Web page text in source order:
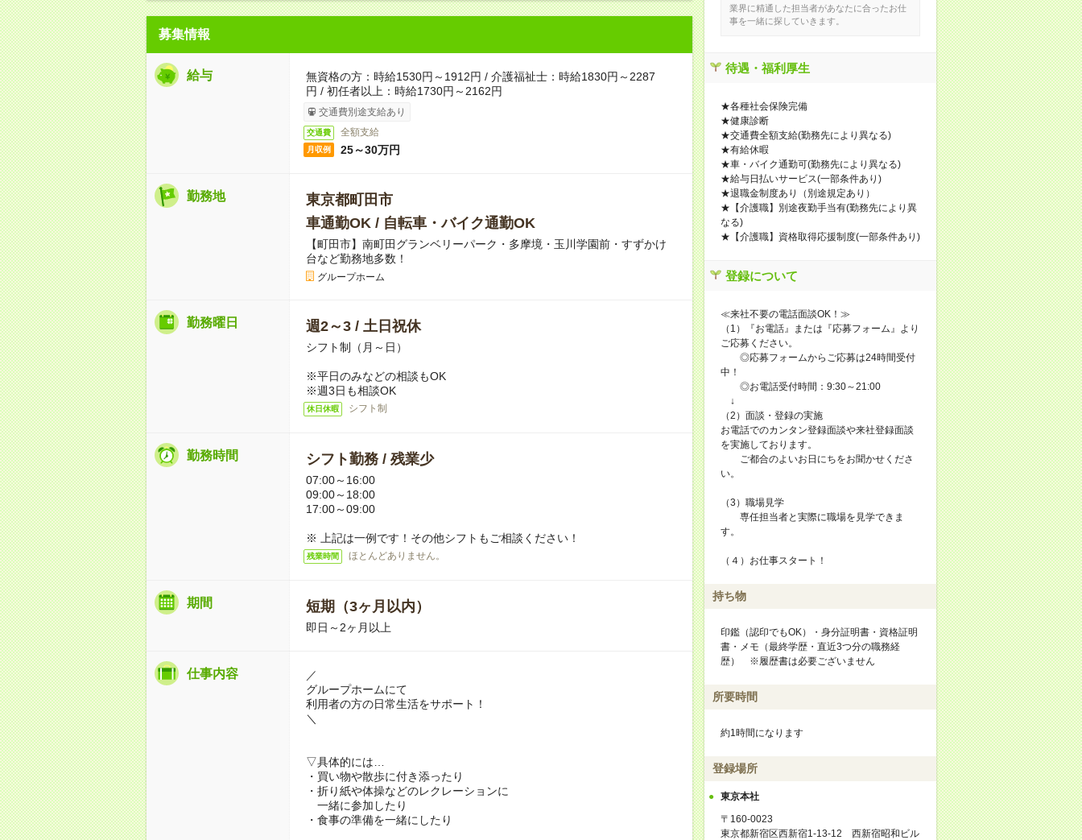
募集情報
給与
無資格の方：時給1530円～1912円 / 介護福祉士：時給1830円～2287
円 / 初任者以上：時給1730円～2162円
交通費別途支給あり
交通費 全額支給
月収例 25～30万円
勤務地
東京都町田市
車通勤OK / 自転車・バイク通勤OK
【町田市】南町田グランベリーパーク・多摩境・玉川学園前・すずかけ
台など勤務地多数！
グループホーム
勤務曜日 週2～3 / 土日祝休
シフト制（月～日）
※平日のみなどの相談もOK
※週3日も相談OK
休日休暇 シフト制
勤務時間 シフト勤務 / 残業少
07:00～16:00
09:00～18:00
17:00～09:00
※ 上記は一例です！その他シフトもご相談ください！
残業時間 ほとんどありません。
期間 短期（3ヶ月以内）
即日～2ヶ月以上
仕事内容
／
グループホームにて
利用者の方の日常生活をサポート！
＼
▽具体的には…
・買い物や散歩に付き添ったり
・折り紙や体操などのレクレーションに
一緒に参加したり
・食事の準備を一緒にしたり
業界に精通した担当者があなたに合ったお仕
事を一緒に探していきます。
待遇・福利厚生
★各種社会保険完備
★健康診断
★交通費全額支給(勤務先により異なる)
★有給休暇
★車・バイク通勤可(勤務先により異なる)
★給与日払いサービス(一部条件あり)
★退職金制度あり（別途規定あり）
★【介護職】別途夜勤手当有(勤務先により異
なる)
★【介護職】資格取得応援制度(一部条件あり)
登録について
≪来社不要の電話面談OK！≫
（1）『お電話』または『応募フォーム』より
ご応募ください。
◎応募フォームからご応募は24時間受付
中！
◎お電話受付時間：9:30～21:00
↓
（2）面談・登録の実施
お電話でのカンタン登録面談や来社登録面談
を実施しております。
ご都合のよいお日にちをお聞かせくださ
い。
（3）職場見学
専任担当者と実際に職場を見学できま
す。
（４）お仕事スタート！
持ち物
印鑑（認印でもOK）・身分証明書・資格証明
書・メモ（最終学歴・直近3つ分の職務経
歴） ※履歴書は必要ございません
所要時間
約1時間になります
登録場所
東京本社
〒160-0023
東京都新宿区西新宿1-13-12 西新宿昭和ビル